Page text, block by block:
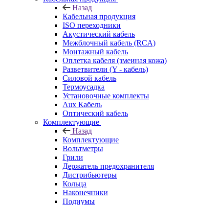
Назад
Кабельная продукция
ISO переходники
Акустический кабель
Межблочный кабель (RCA)
Монтажный кабель
Оплетка кабеля (змеиная кожа)
Разветвители (Y - кабель)
Силовой кабель
Термоусадка
Установочные комплекты
Aux Кабель
Оптический кабель
Комплектующие
Назад
Комплектующие
Вольтметры
Грили
Держатель предохранителя
Дистрибьютеры
Кольца
Наконечники
Подиумы